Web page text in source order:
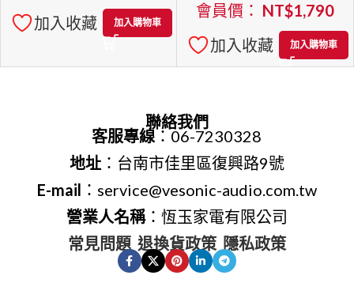
加入收藏
加入購物車
會員價： NT$1,790
加入收藏
加入購物車
聯絡我們
客服專線：06-7230328
地址：台南市佳里區復興路9號
E-mail ：service@vesonic-audio.com.tw
營業人名稱：恆玉家電有限公司
常見問題 退換貨政策 隱私政策